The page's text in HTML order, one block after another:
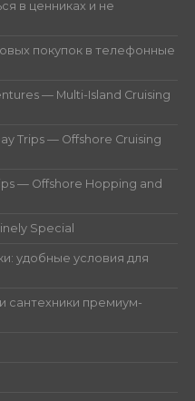
в ценниках и не
покупок в телефонные
— Multi-Island Cruising
Trips — Offshore Cruising
— Offshore Hopping and
Special
удобные условия для
сантехники премиум-